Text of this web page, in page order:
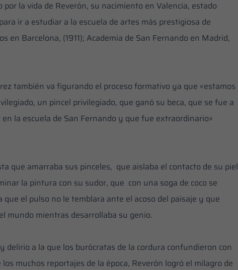
la vida de Reverón, su nacimiento en Valencia, estado
ir a estudiar a la escuela de artes más prestigiosa de
en Barcelona, (1911); Academia de San Fernando en Madrid,
también va figurando el proceso formativo ya que «estamos
un pincel privilegiado, que ganó su beca, que se fue a
la escuela de San Fernando y que fue extraordinario»
que amarraba sus pinceles, que aislaba el contacto de su piel
la pintura con su sudor, que con una soga de coco se
el pulso no le temblara ante el acoso del paisaje y que
mundo mientras desarrollaba su genio.
delirio a la que los burócratas de la cordura confundieron con
muchos reportajes de la época, Reverón logró el milagro de